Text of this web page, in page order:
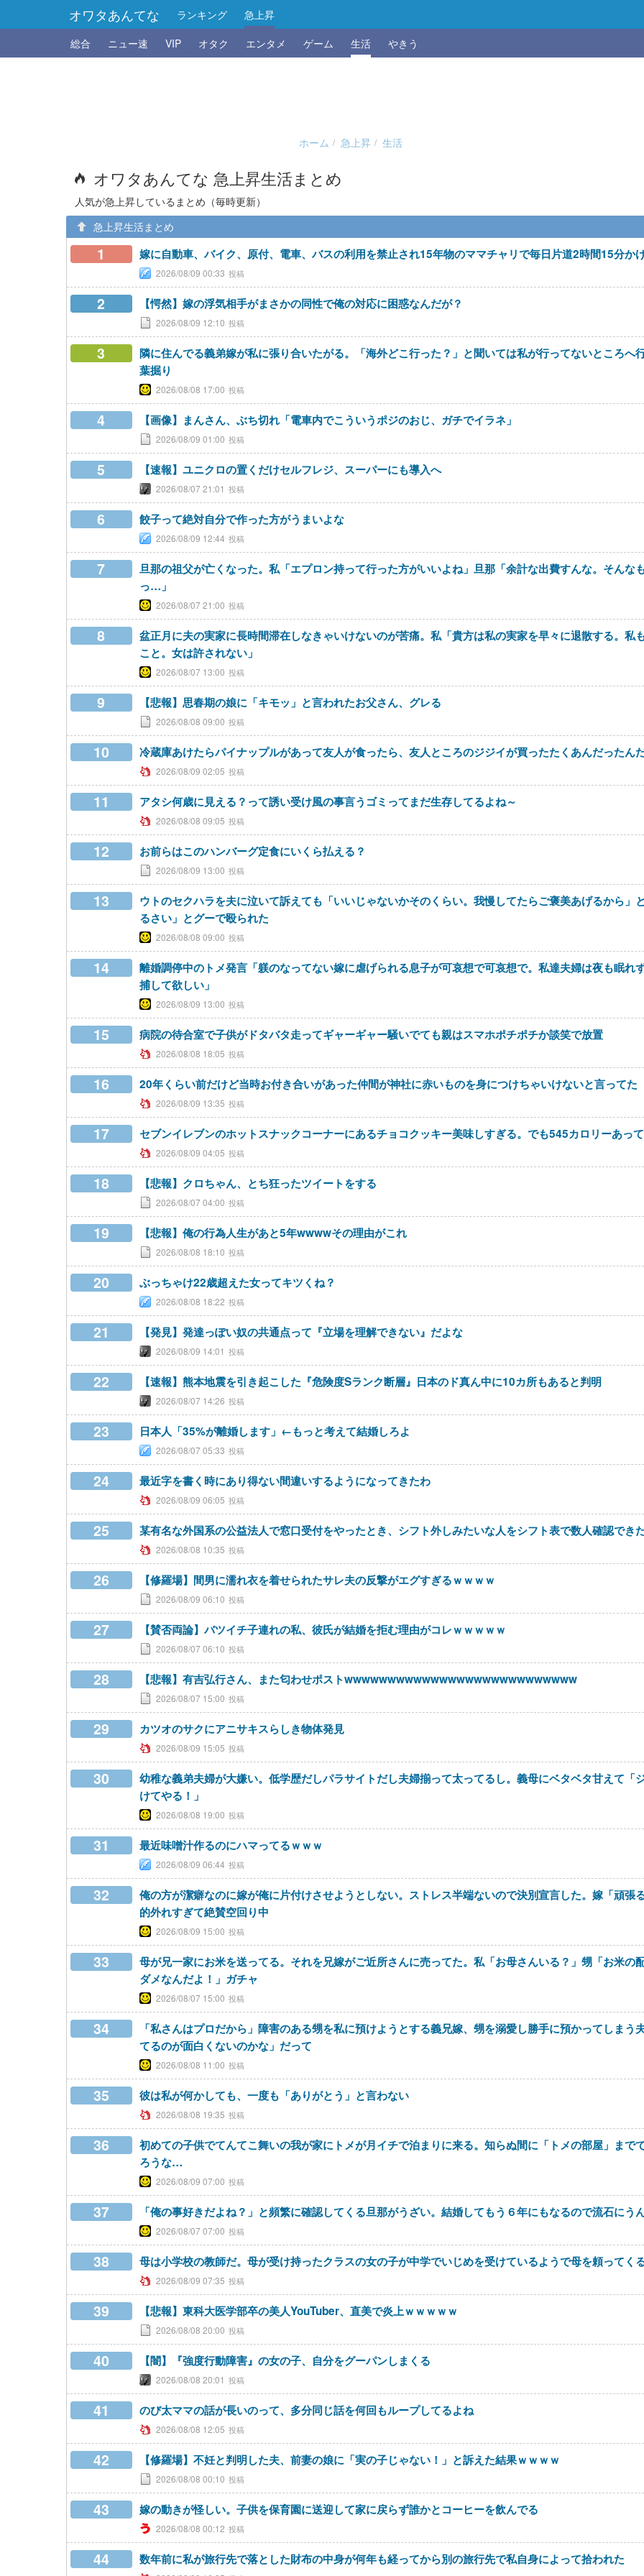
オワタあんてな ランキング
急上昇
総合
ニュー速 VIP オタク エンタメ ゲーム 生活 やきう
ホーム 急上昇 生活
オワタあんてな 急上昇生活まとめ
人気が急上昇しているまとめ（毎時更新）
急上昇生活まとめ
1 嫁に自動車、バイク、原付、電車、バスの利用を禁止され15年物のママチャリで毎日片道2時間15分か
2026/08/09 00:33
2 【愕然】嫁の浮気相手がまさかの同性で俺の対応に困惑なんだが？
2026/08/09 12:10
3
隣に住んでる義弟嫁が私に張り合いたがる。「海外どこ行った？」と聞いては私が行ってないところへ
葉掘り
2026/08/08 17:00
4 【画像】まんさん、ぶち切れ「電車内でこういうポジのおじ、ガチでイラネ」
2026/08/09 01:00
5 【速報】ユニクロの置くだけセルフレジ、スーパーにも導入へ
2026/08/07 21:01
6 餃子って絶対自分で作った方がうまいよな
2026/08/09 12:44
7
旦那の祖父が亡くなった。私「エプロン持って行った方がいいよね」旦那「余計な出費すんな。そんな
っ…」
2026/08/07 21:00
8
盆正月に夫の実家に長時間滞在しなきゃいけないのが苦痛。私「貴方は私の実家を早々に退散する。私
こと。女は許されない」
2026/08/07 13:00
9 【悲報】思春期の娘に「キモッ」と言われたお父さん、グレる
2026/08/08 09:00
10 冷蔵庫あけたらパイナップルがあって友人が食ったら、友人ところのジジイが買ったたくあんだったん
2026/08/09 02:05
11 アタシ何歳に見える？って誘い受け風の事言うゴミってまだ生存してるよね～
2026/08/08 09:05
12 お前らはこのハンバーグ定食にいくら払える？
2026/08/09 13:00
13
ウトのセクハラを夫に泣いて訴えても「いいじゃないかそのくらい。我慢してたらご褒美あげるから
るさい」とグーで殴られた
2026/08/08 09:00
14
離婚調停中のトメ発言「躾のなってない嫁に虐げられる息子が可哀想で可哀想で。私達夫婦は夜も眠れ
捕して欲しい」
2026/08/09 13:00
15 病院の待合室で子供がドタバタ走ってギャーギャー騒いでても親はスマホポチポチか談笑で放置
2026/08/08 18:05
16 20年くらい前だけど当時お付き合いがあった仲間が神社に赤いものを身につけちゃいけないと言ってた
2026/08/09 13:35
17 セブンイレブンのホットスナックコーナーにあるチョコクッキー美味しすぎる。でも545カロリーあっ
2026/08/09 04:05
18 【悲報】クロちゃん、とち狂ったツイートをする
2026/08/07 04:00
19 【悲報】俺の行為人生があと5年wwwwその理由がこれ
2026/08/08 18:10
20 ぶっちゃけ22歳超えた女ってキツくね？
2026/08/08 18:22
21 【発見】発達っぽい奴の共通点って『立場を理解できない』だよな
2026/08/09 14:01
22 【速報】熊本地震を引き起こした『危険度Sランク断層』日本のド真ん中に10カ所もあると判明
2026/08/07 14:26
23 日本人「35%が離婚します」←もっと考えて結婚しろよ
2026/08/07 05:33
24 最近字を書く時にあり得ない間違いするようになってきたわ
2026/08/09 06:05
25 某有名な外国系の公益法人で窓口受付をやったとき、シフト外しみたいな人をシフト表で数人確認でき
2026/08/08 10:35
26 【修羅場】間男に濡れ衣を着せられたサレ夫の反撃がエグすぎるｗｗｗｗ
2026/08/09 06:10
27 【賛否両論】バツイチ子連れの私、彼氏が結婚を拒む理由がコレｗｗｗｗｗ
2026/08/07 06:10
28 【悲報】有吉弘行さん、また匂わせポストwwwwwwwwwwwwwwwwwwwwwwwwwww
2026/08/07 15:00
29 カツオのサクにアニサキスらしき物体発見
2026/08/09 15:05
30
幼稚な義弟夫婦が大嫌い。低学歴だしパラサイトだし夫婦揃って太ってるし。義母にベタベタ甘えて「
けてやる！」
2026/08/08 19:00
31 最近味噌汁作るのにハマってるｗｗｗ
2026/08/09 06:44
32
俺の方が潔癖なのに嫁が俺に片付けさせようとしない。ストレス半端ないので決別宣言した。嫁「頑
的外れすぎて絶賛空回り中
2026/08/09 15:00
33
母が兄一家にお米を送ってる。それを兄嫁がご近所さんに売ってた。私「お母さんいる？」甥「お米の
ダメなんだよ！」ガチャ
2026/08/07 15:00
34
「私さんはプロだから」障害のある甥を私に預けようとする義兄嫁、甥を溺愛し勝手に預かってしま
てるのが面白くないのかな」だって
2026/08/08 11:00
35 彼は私が何かしても、一度も「ありがとう」と言わない
2026/08/08 19:35
36
初めての子供でてんてこ舞いの我が家にトメが月イチで泊まりに来る。知らぬ間に「トメの部屋」まで
ろうな…
2026/08/09 07:00
37 「俺の事好きだよね？」と頻繁に確認してくる旦那がうざい。結婚してもう６年にもなるので流石にう
2026/08/07 07:00
38 母は小学校の教師だ。母が受け持ったクラスの女の子が中学でいじめを受けているようで母を頼ってく
2026/08/09 07:35
39 【悲報】東科大医学部卒の美人YouTuber、直美で炎上ｗｗｗｗｗ
2026/08/08 20:00
40 【闇】『強度行動障害』の女の子、自分をグーパンしまくる
2026/08/08 20:01
41 のび太ママの話が長いのって、多分同じ話を何回もループしてるよね
2026/08/08 12:05
42 【修羅場】不妊と判明した夫、前妻の娘に「実の子じゃない！」と訴えた結果ｗｗｗｗ
2026/08/08 00:10
43 嫁の動きが怪しい。子供を保育園に送迎して家に戻らず誰かとコーヒーを飲んでる
2026/08/08 00:12
44 数年前に私が旅行先で落とした財布の中身が何年も経ってから別の旅行先で私自身によって拾われた